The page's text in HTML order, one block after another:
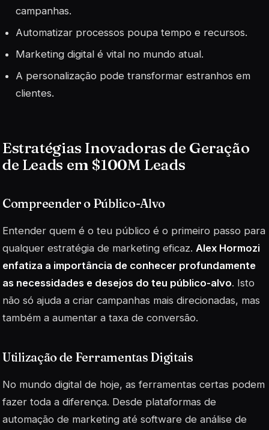
campanhas.
Automatizar processos poupa tempo e recursos.
Marketing digital é vital no mundo atual.
A personalização pode transformar estranhos em
clientes.
Estratégias Inovadoras de Geração
de Leads em $100M Leads
Compreender o Público-Alvo
Entender quem é o teu público é o primeiro passo para
qualquer estratégia de marketing eficaz. Alex Hormozi
enfatiza a importância de conhecer profundamente
as necessidades e desejos do teu público-alvo. Isto
não só ajuda a criar campanhas mais direcionadas, mas
também a aumentar a taxa de conversão.
Utilização de Ferramentas Digitais
No mundo digital de hoje, as ferramentas certas podem
fazer toda a diferença. Desde plataformas de
automação de marketing até software de análise de